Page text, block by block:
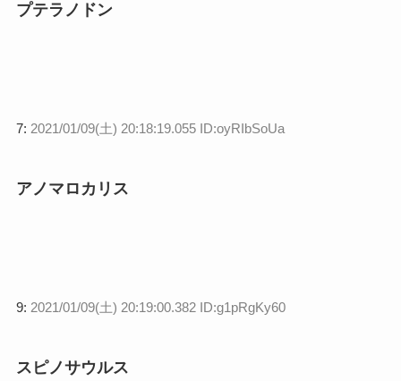
プテラノドン
7: 2021/01/09(土) 20:18:19.055 ID:oyRIbSoUa
アノマロカリス
9: 2021/01/09(土) 20:19:00.382 ID:g1pRgKy60
スピノサウルス